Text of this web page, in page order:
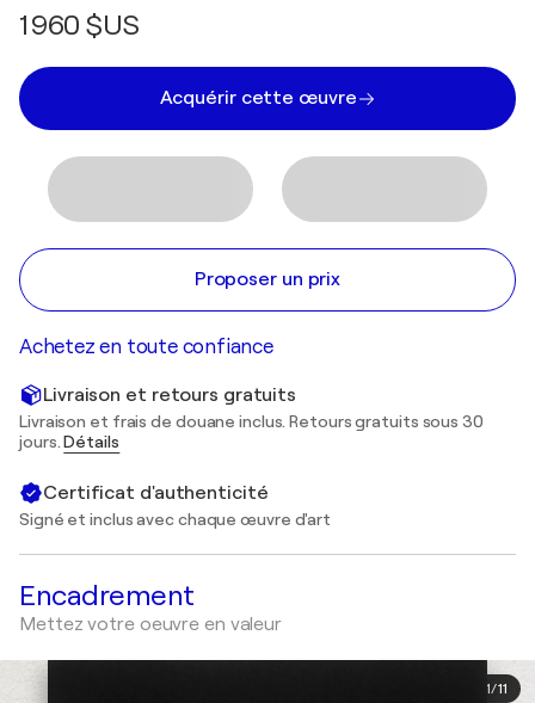
1 960 $US
Acquérir cette œuvre
Proposer un prix
Achetez en toute confiance
Livraison et retours gratuits
Livraison et frais de douane inclus. Retours gratuits sous 30
jours.Détails
Certificat d'authenticité
Signé et inclus avec chaque œuvre d'art
Encadrement
Mettez votre oeuvre en valeur
1/11